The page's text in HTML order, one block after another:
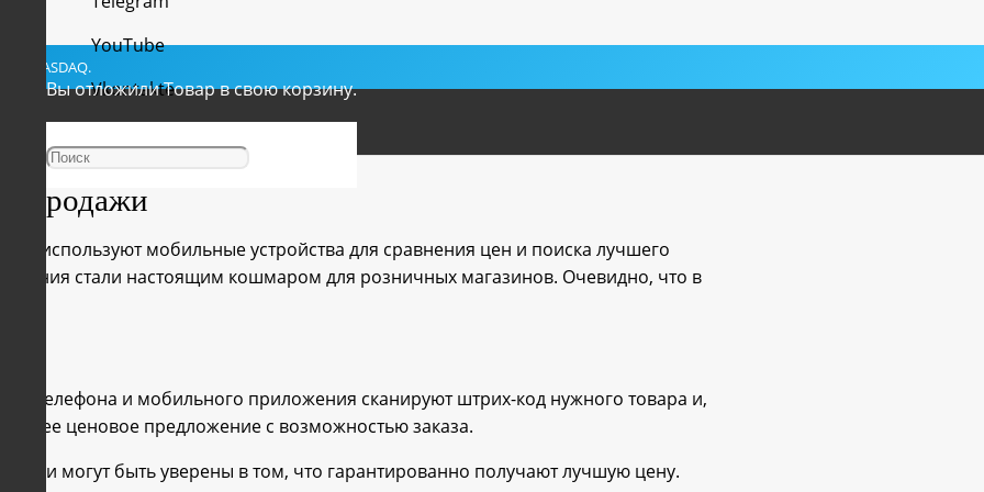
и NASDAQ.
YouTube
Vkontakte
Вы отложилиТоварв свою корзину.
продажи
используют мобильные устройства для сравнения цен и поиска лучшего
стали настоящим кошмаром для розничных магазинов. Очевидно, что в
телефона и мобильного приложения сканируют штрих-код нужного товара и,
ценовое предложение с возможностью заказа.
они могут быть уверены в том, что гарантированно получают лучшую цену.